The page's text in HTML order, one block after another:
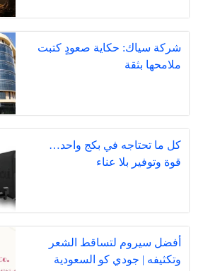
شركة سياك: حكاية صعودٍ كتبت
ملامحها بثقة
كل ما تحتاجه في بكج واحد…
قوة وتوفير بلا عناء
أفضل سيروم لتساقط الشعر
وتكثيفه | جودي كو السعودية